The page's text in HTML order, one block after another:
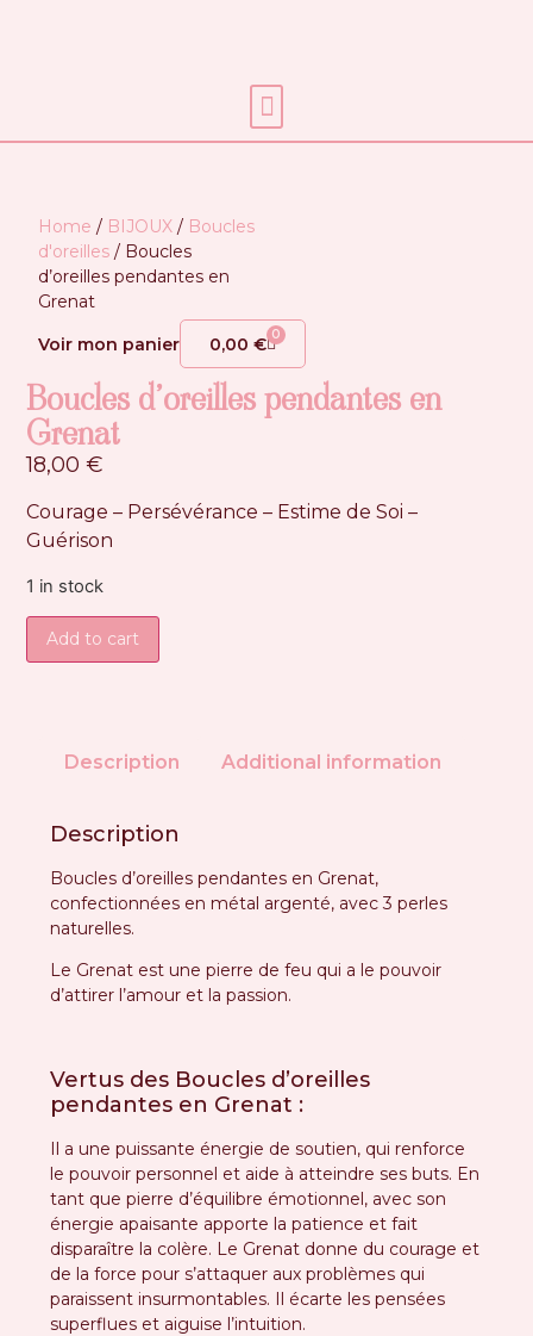
Home / BIJOUX / Boucles
d'oreilles / Boucles
d’oreilles pendantes en
Grenat
Voir mon panier
0,00€ 0
Boucles d’oreilles pendantes en
Grenat
18,00€
Courage – Persévérance – Estime de Soi –
Guérison
1 in stock
Add to cart
Description Additional information
Description
Boucles d’oreilles pendantes en Grenat,
confectionnées en métal argenté, avec 3 perles
naturelles.
Le Grenat est une pierre de feu qui a le pouvoir
d’attirer l’amour et la passion.
Vertus des Boucles d’oreilles
pendantes en Grenat :
Il a une puissante énergie de soutien, qui renforce
le pouvoir personnel et aide à atteindre ses buts. En
tant que pierre d’équilibre émotionnel, avec son
énergie apaisante apporte la patience et fait
disparaître la colère. Le Grenat donne du courage et
de la force pour s’attaquer aux problèmes qui
paraissent insurmontables. Il écarte les pensées
superflues et aiguise l’intuition.